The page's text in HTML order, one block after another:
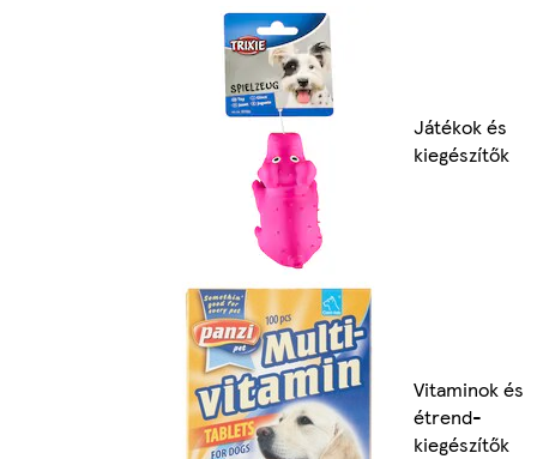
Játékok és
kiegészítők
Vitaminok és
étrend-
kiegészítők